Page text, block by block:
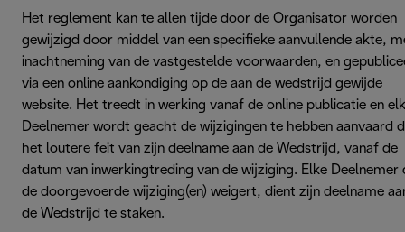
Het reglement kan te allen tijde door de Organisator worden
gewijzigd door middel van een specifieke aanvullende akte,
inachtneming van de vastgestelde voorwaarden, en
via een online aankondiging op de aan de wedstrijd gewijde
website. Het treedt in werking vanaf de online publicatie en
Deelnemer wordt geacht de wijzigingen te hebben aanvaard
het loutere feit van zijn deelname aan de Wedstrijd, vanaf de
datum van inwerkingtreding van de wijziging. Elke Deelnemer
de doorgevoerde wijziging(en) weigert, dient zijn deelname
de Wedstrijd te staken.